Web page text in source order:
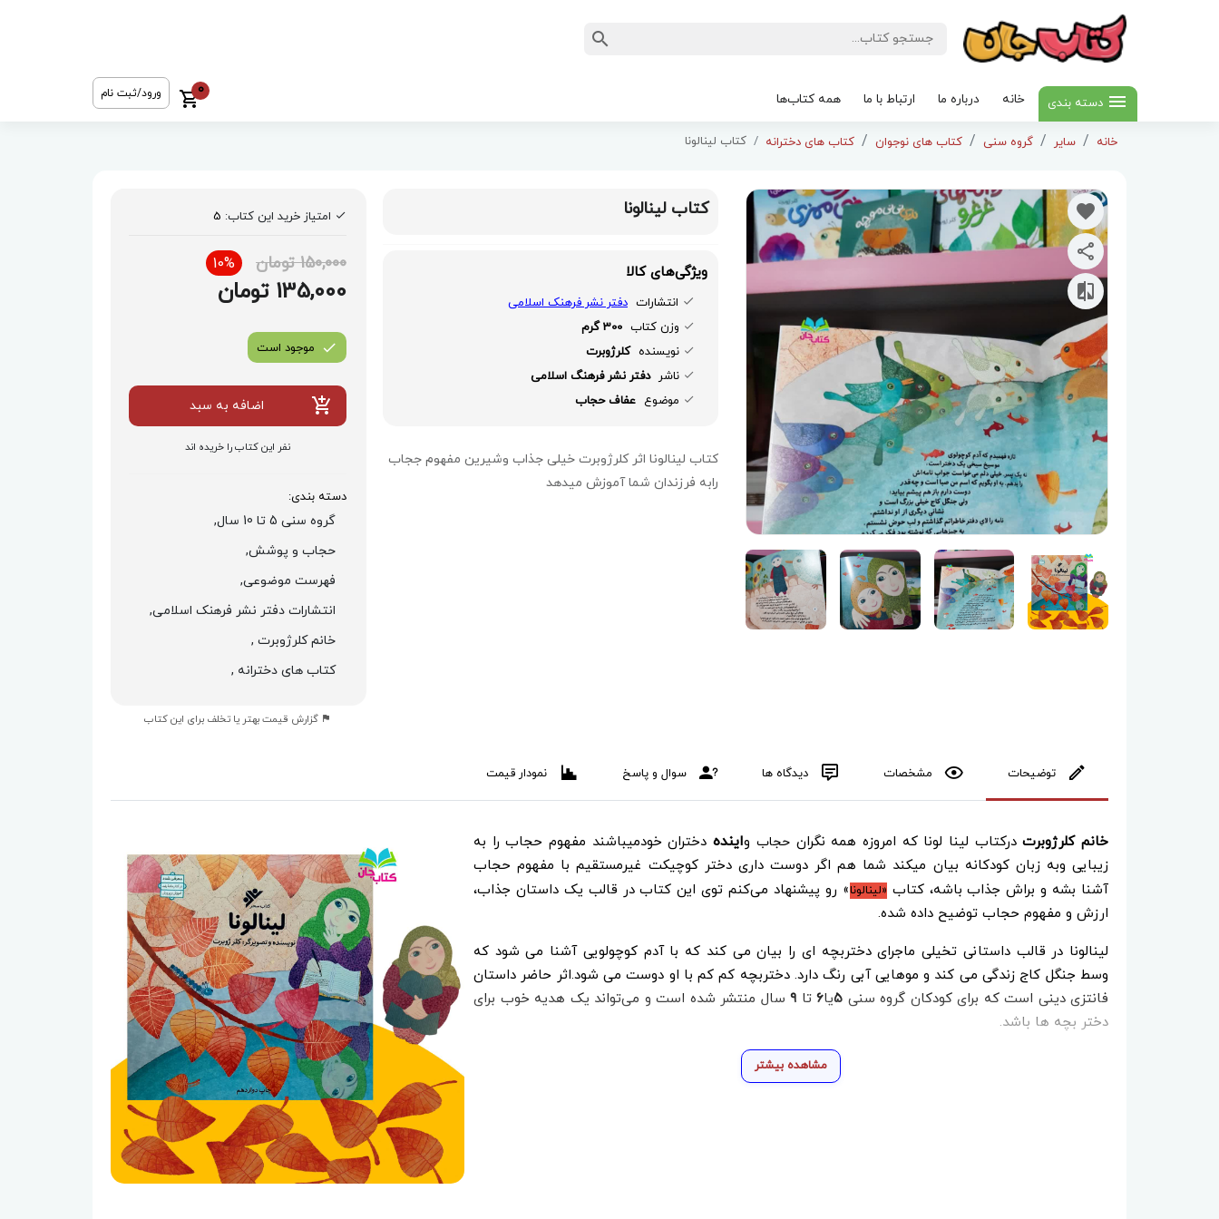
دسته بندی خانه درباره ما ارتباط با ما همه کتاب‌ها
0 ورود/ثبت نام
خانه سایر گروه سنی کتاب های نوجوان کتاب های دخترانه کتاب لینالونا
کتاب لینالونا
ویژگی‌های کالا
انتشارات دفتر نشر فرهنک اسلامی
وزن کتاب 300 گرم
نویسنده کلرژوبرت
ناشر دفتر نشر فرهنگ اسلامی
موضوع عفاف حجاب
کتاب لینالونا اثر کلرژوبرت خیلی جذاب وشیرین مفهوم ججاب
رابه فرزندان شما آموزش میدهد
امتیاز خرید این کتاب: 5
150,000 تومان 10%
135,000 تومان
موجود است
اضافه به سبد
نفر این کتاب را خریده اند
دسته بندی:
گروه سنی 5 تا 10 سال,
حجاب و پوشش,
فهرست موضوعی,
انتشارات دفتر نشر فرهنک اسلامی,
خانم کلرژوبرت ,
کتاب های دخترانه ,
گزارش قیمت بهتر یا تخلف برای این کتاب
توضیحات مشخصات دیدگاه ها سوال و پاسخ نمودار قیمت
خانم کلرژوبرتدرکتاب لینا لونا که امروزه همه نگرانحجاب وایندهدختران خودمیباشند مفهوم حجاب را به
زیبایی وبه زبان کودکانه بیان میکند شما هم اگر دوست داری دختر کوچیکت غیرمستقیم با مفهوم حجاب
آشنا بشه و براش جذاب باشه، کتاب «لینالونا» رو پیشنهاد می‌کنم توی این کتاب در قالب یک داستان جذاب،
ارزش و مفهوم حجاب توضیح داده شده.
لینالونا در قالب داستانی تخیلی ماجرای دختربچه ای را بیان می کند که با آدم کوچولویی آشنا می شود که
وسط جنگل کاج زندگی می کند و موهایی آبی رنگ دارد. دختربچه کم کم با او دوست می شود.اثر حاضر داستان
فانتزی دینی است که برای کودکان گروه سنی
یا۶ تا ۹ سال منتشر شده است و می‌تواند یک هدیه خوب برای
دختر بچه ها باشد.
مشاهده بیشتر